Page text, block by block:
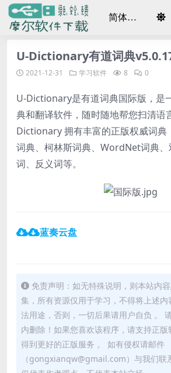
U-Dictionary有道词典
2021-12-31 学习软件 8 0
U-Dictionary是有道词典国际版，是
典和翻译软件，随时随地帮您扫清语
Dictionary 拥有丰富的正版权威词典
词典、柯林斯词典、WordNet词典、
词、反义词等。
蓝奏云盘
免责声明：如无特殊说明，则本站内
集，所有资源仅用于学习，不得将上述内
法用途，否则，一切后果请用户自负 。
内删除！如果您喜欢该程序，请支持正版
得到更好的正版服务 。 如有侵权请邮件
（gongxianqw@gmail.com）与我们联